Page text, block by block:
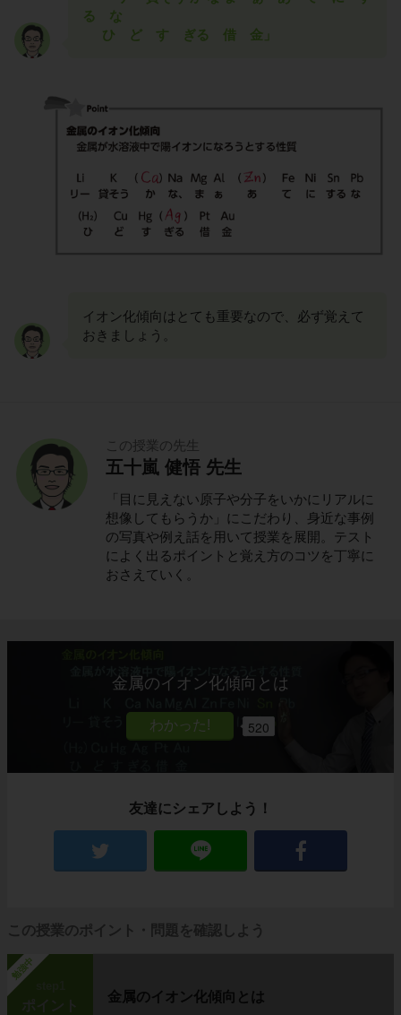
る な
ひ ど す ぎる 借 金」
イオン化傾向はとても重要なので、必ず覚えて
おきましょう。
この授業の先生
五十嵐 健悟 先生
「目に見えない原子や分子をいかにリアルに
想像してもらうか」にこだわり、身近な事例
の写真や例え話を用いて授業を展開。テスト
によく出るポイントと覚え方のコツを丁寧に
おさえていく。
金属のイオン化傾向とは
520
友達にシェアしよう！
この授業のポイント・問題を確認しよう
勉強中
ポイント
金属のイオン化傾向とは